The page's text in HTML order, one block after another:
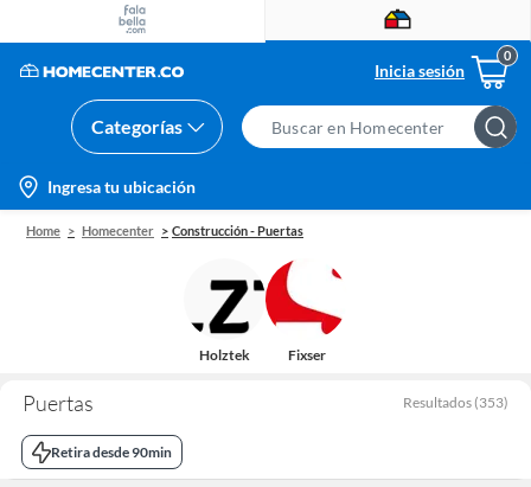
Inicia sesión
Categorías
Search
Bar
location-
icon
Ingresa tu ubicación
Home Homecenter Construcción - Puertas
Holztek Fixser
Puertas Resultados (353)
Retira desde 90min